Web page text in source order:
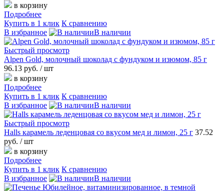
в корзину
Подробнее
Купить в 1 клик К сравнению
В избранное
В наличии
Быстрый просмотр
Alpen Gold, молочный шоколад с фундуком и изюмом, 85 г
96.13 руб. / шт
в корзину
Подробнее
Купить в 1 клик К сравнению
В избранное
В наличии
Быстрый просмотр
Halls карамель леденцовая со вкусом мед и лимон, 25 г 37.52
руб. / шт
в корзину
Подробнее
Купить в 1 клик К сравнению
В избранное
В наличии